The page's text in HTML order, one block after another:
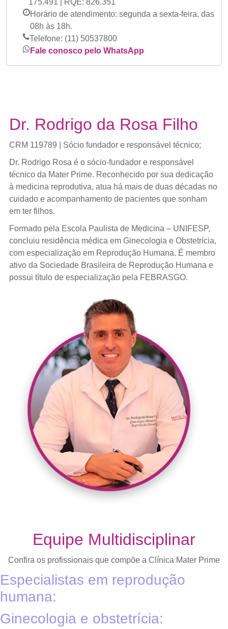
Horário de atendimento: segunda a sexta-feira, das
08h às 18h.
Telefone: (11) 50537800
Fale conosco pelo WhatsApp
Dr. Rodrigo da Rosa Filho
CRM 119789 | Sócio fundador e responsável técnico;
Dr. Rodrigo Rosa é o sócio-fundador e responsável
técnico da Mater Prime. Reconhecido por sua dedicação
à medicina reprodutiva, atua há mais de duas décadas no
cuidado e acompanhamento de pacientes que sonham
em ter filhos.
Formado pela Escola Paulista de Medicina – UNIFESP,
concluiu residência médica em Ginecologia e Obstetrícia,
com especialização em Reprodução Humana. É membro
ativo da Sociedade Brasileira de Reprodução Humana e
possui título de especialização pela FEBRASGO.
Equipe Multidisciplinar
Confira os profissionais que compõe a Clínica Mater Prime
Especialistas em reprodução
humana:
Ginecologia e obstetrícia: